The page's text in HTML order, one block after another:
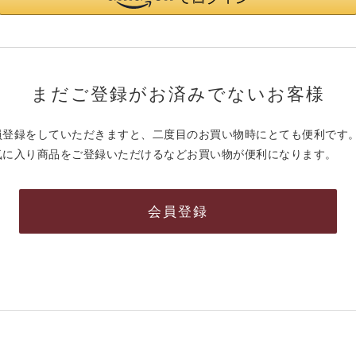
まだご登録がお済みでないお客様
登録をしていただきますと、二度目のお買い物時にとても便利です
入り商品をご登録いただけるなどお買い物が便利になります。
会員登録